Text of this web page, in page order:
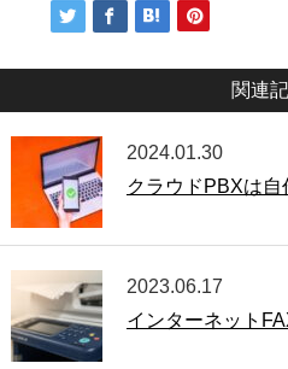
関連
2024.01.30
クラウドPBXは
2023.06.17
インターネット